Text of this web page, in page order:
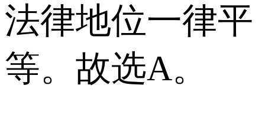
法律地位一律平
等。故选A。